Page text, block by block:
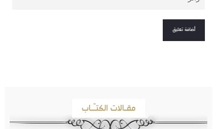
مقـالات الكتـّـاب